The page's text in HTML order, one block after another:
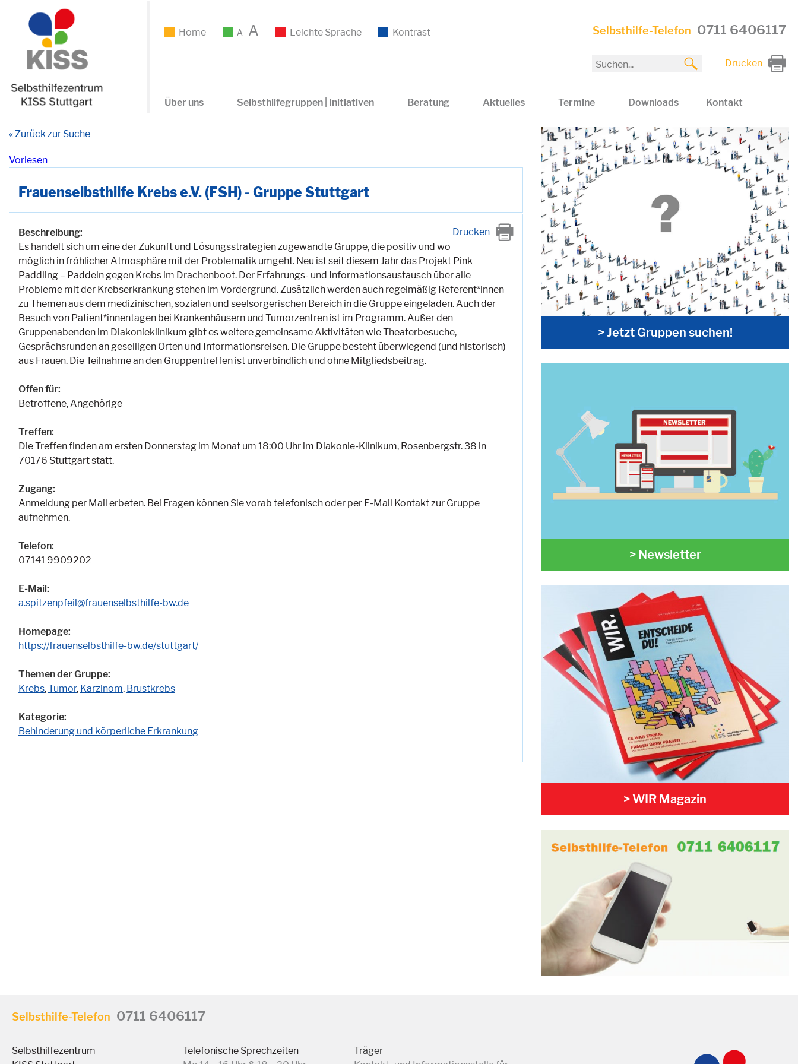
Home A A Leichte Sprache Kontrast Selbsthilfe-Telefon 0711 6406117
Drucken
Über uns Selbsthilfegruppen | Initiativen Beratung Aktuelles Termine Downloads Kontakt
« Zurück zur Suche
Vorlesen
Frauenselbsthilfe Krebs e.V. (FSH) - Gruppe Stuttgart
Drucken
Beschreibung:
Es handelt sich um eine der Zukunft und Lösungsstrategien zugewandte Gruppe, die positiv und wo
möglich in fröhlicher Atmosphäre mit der Problematik umgeht. Neu ist seit diesem Jahr das Projekt Pink
Paddling – Paddeln gegen Krebs im Drachenboot. Der Erfahrungs- und Informationsaustausch über alle
Probleme mit der Krebserkrankung stehen im Vordergrund. Zusätzlich werden auch regelmäßig Referent*innen
zu Themen aus dem medizinischen, sozialen und seelsorgerischen Bereich in die Gruppe eingeladen. Auch der
Besuch von Patient*innentagen bei Krankenhäusern und Tumorzentren ist im Programm. Außer den
Gruppenabenden im Diakonieklinikum gibt es weitere gemeinsame Aktivitäten wie Theaterbesuche,
Gesprächsrunden an geselligen Orten und Informationsreisen. Die Gruppe besteht überwiegend (und historisch)
aus Frauen. Die Teilnahme an den Gruppentreffen ist unverbindlich und ohne Mitgliedsbeitrag.
Offen für:
Betroffene, Angehörige
Treffen:
Die Treffen finden am ersten Donnerstag im Monat um 18:00 Uhr im Diakonie-Klinikum, Rosenbergstr. 38 in
70176 Stuttgart statt.
Zugang:
Anmeldung per Mail erbeten. Bei Fragen können Sie vorab telefonisch oder per E-Mail Kontakt zur Gruppe
aufnehmen.
Telefon:
07141 9909202
E-Mail:
a.spitzenpfeil@frauenselbsthilfe-bw.de
Homepage:
https://frauenselbsthilfe-bw.de/stuttgart/
Themen der Gruppe:
Krebs,Tumor, Karzinom, Brustkrebs
Kategorie:
Behinderung und körperliche Erkrankung
> Jetzt Gruppen suchen!
> Newsletter
> WIR Magazin
Selbsthilfe-Telefon 0711 6406117
Selbsthilfezentrum
Telefonische Sprechzeiten
Träger